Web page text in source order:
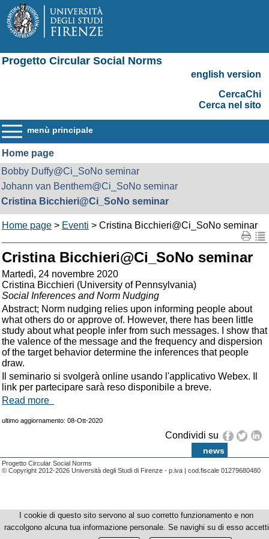
Progetto Circular Social Norms
english version
CercaChi
Cerca nel sito
menù principale
Home page
Bobby Duffy@Ci_SoNo seminar
Johann van Benthem@Ci_SoNo seminar
Cristina Bicchieri@Ci_SoNo seminar
Home page > Eventi > Cristina Bicchieri@Ci_SoNo seminar
Cristina Bicchieri@Ci_SoNo seminar
Martedì, 24 novembre 2020
Cristina Bicchieri (University of Pennsylvania)
Social Inferences and Norm Nudging
Abstract; Norm nudging relies upon informing people about
what others do or approve of. However, there has been little
study about what people infer from such messages. I show that
the valence of the message and the frequency and dispersion
of the target behavior determine the inferences that people
draw.
Il seminario si svolgerà online usando l'applicativo Webex. Il
link per partecipare sarà reso disponibile a breve.
Read more
ultimo aggiornamento: 08-Ott-2020
Condividi su
news
Progetto Circular Social Norms
© Copyright 2012-2026 Università degli Studi di Firenze - p.iva | cod.fiscale 01279680480
I cookie di questo sito servono al suo corretto funzionamento e non
raccolgono alcuna tua informazione personale. Se navighi su di esso accetti